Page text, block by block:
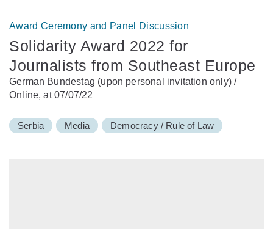
Award Ceremony and Panel Discussion
Solidarity Award 2022 for
Journalists from Southeast Europe
German Bundestag (upon personal invitation only) /
Online, at 07/07/22
Serbia Media Democracy / Rule of Law